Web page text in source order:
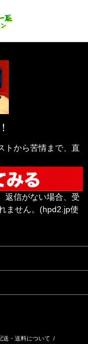
トから苦情まで、直
返信がない場合、受
ません。(hpd2.jp使
送・送料について /